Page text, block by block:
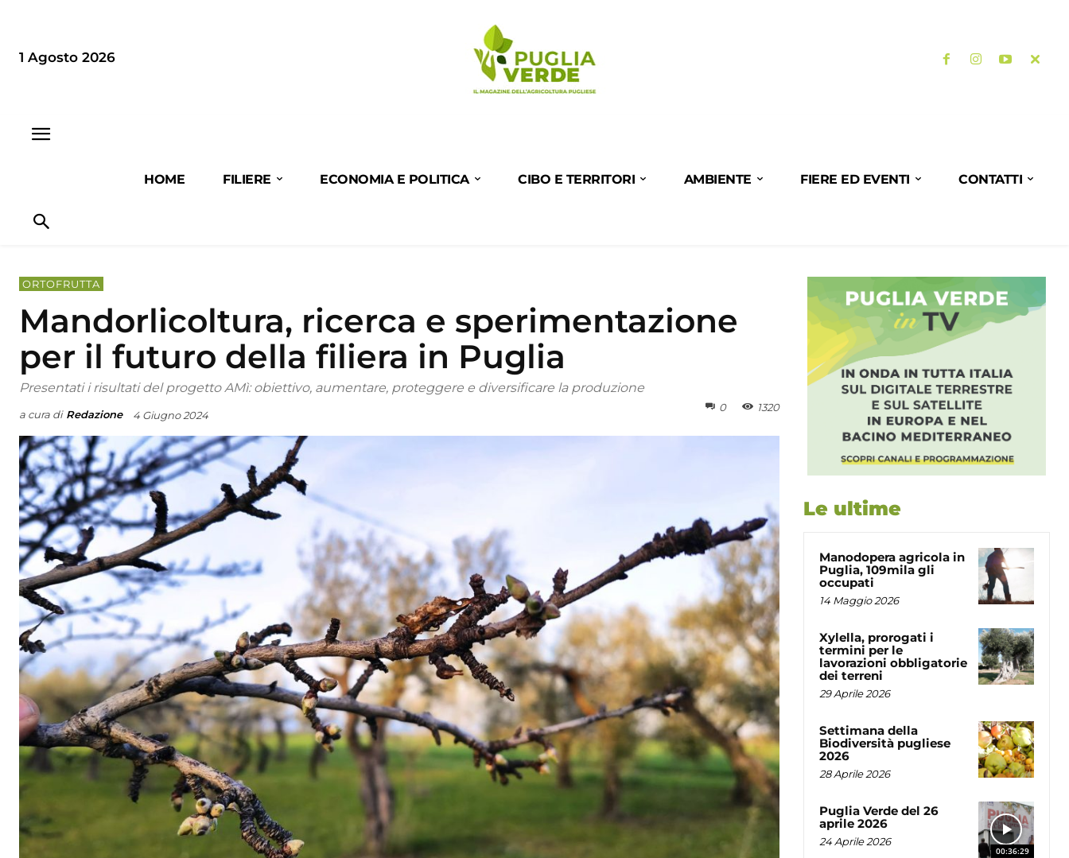
1 Agosto 2026
HOME FILIERE ECONOMIA E POLITICA CIBO E TERRITORI AMBIENTE FIERE ED EVENTI CONTATTI
ORTOFRUTTA
Mandorlicoltura, ricerca e sperimentazione
per il futuro della filiera in Puglia
Presentati i risultati del progetto AMì: obiettivo, aumentare, proteggere e diversificare la produzione
a cura di Redazione 4 Giugno 2024
0 1320
Le ultime
Manodopera agricola in
Puglia, 109mila gli
occupati
14 Maggio 2026
Xylella, prorogati i
termini per le
lavorazioni obbligatorie
dei terreni
29 Aprile 2026
Settimana della
Biodiversità pugliese
2026
28 Aprile 2026
00:36:29
Puglia Verde del 26
aprile 2026
24 Aprile 2026